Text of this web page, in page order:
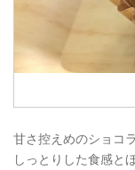
甘さ控えめのショコ
しっとりした食感と